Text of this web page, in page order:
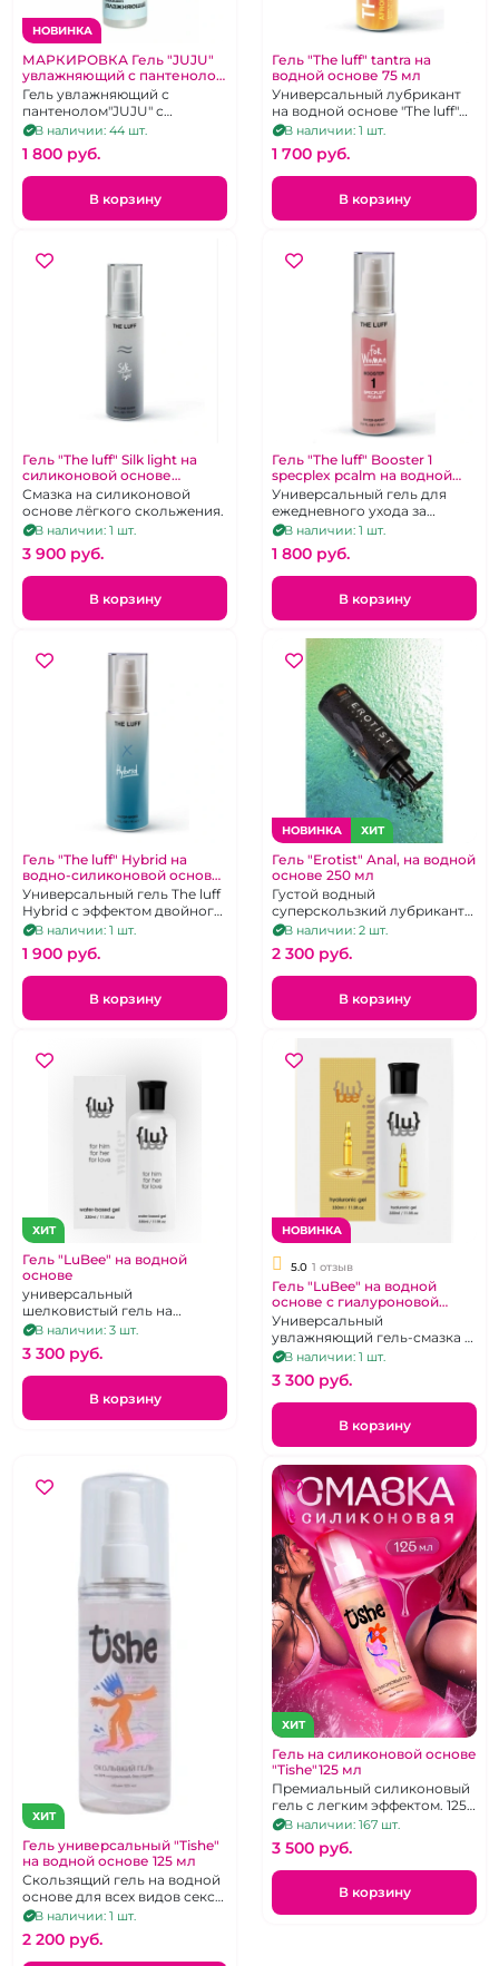
НОВИНКА
МАРКИРОВКА Гель "JUJU"
увлажняющий с пантенолом
125 мл
Гель увлажняющий с
пантенолом"JUJU" с
гиалуронат натрием
В наличии: 44 шт.
1 800 pуб.
В корзину
Гель "The luff" tantra на
водной основе 75 мл
Универсальный лубрикант
на водной основе "The luff"
tantra
В наличии: 1 шт.
1 700 pуб.
В корзину
Гель "The luff" Silk light на
силиконовой основе
умеренное скольжение 75
мл
Смазка на силиконовой
основе лёгкого скольжения.
В наличии: 1 шт.
3 900 pуб.
В корзину
Гель "The luff" Booster 1
specplex pcalm на водной
основе 75 мл
Универсальный гель для
ежедневного ухода за
женской интимной зоной
The luff Booster 1 specplex
pcalm
В наличии: 1 шт.
1 800 pуб.
В корзину
Гель "The luff" Hybrid на
водно-силиконовой основе
75 мл
Универсальный гель The luff
Hybrid с эффектом двойного
скольжения на водно-
силиконовой основе 75 мл
В наличии: 1 шт.
1 900 pуб.
В корзину
НОВИНКА ХИТ
Гель "Erotist" Anal, на водной
основе 250 мл
Густой водный
суперскользкий лубрикант
для анального удовольствия
в увеличенном объеме
В наличии: 2 шт.
2 300 pуб.
В корзину
ХИТ
Гель "LuBee" на водной
основе
универсальный
шелковистый гель на
водной основе, 330 мл, без
вкуса и запаха
В наличии: 3 шт.
3 300 pуб.
В корзину
НОВИНКА
5.0 1 отзыв
Гель "LuBee" на водной
основе с гиалуроновой
кислотой 330 мл
Универсальный
увлажняющий гель-смазка с
4D-гиалуроновой кислотой
для длительного
скольжения
В наличии: 1 шт.
3 300 pуб.
В корзину
ХИТ
Гель универсальный "Tishe"
на водной основе 125 мл
Скользящий гель на водной
основе для всех видов секса.
Объем 125 мл
В наличии: 1 шт.
2 200 pуб.
ХИТ
Гель на силиконовой основе
"Tishe"125 мл
Премиальный силиконовый
гель с легким эффектом. 125
мл.В наличии: 167 шт.
3 500 pуб.
В корзину